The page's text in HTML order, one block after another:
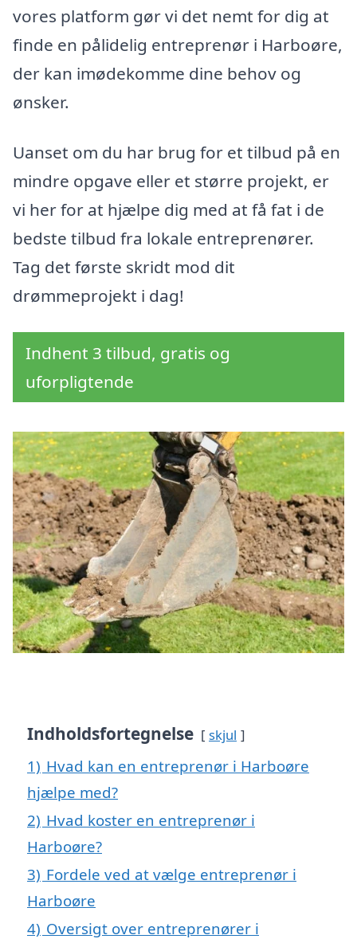
vores platform gør vi det nemt for dig at
finde en pålidelig entreprenør i Harboøre,
der kan imødekomme dine behov og
ønsker.
Uanset om du har brug for et tilbud på en
mindre opgave eller et større projekt, er
vi her for at hjælpe dig med at få fat i de
bedste tilbud fra lokale entreprenører.
Tag det første skridt mod dit
drømmeprojekt i dag!
Indhent 3 tilbud, gratis og
uforpligtende
Indholdsfortegnelse skjul
1) Hvad kan en entreprenør i Harboøre
hjælpe med?
2) Hvad koster en entreprenør i
Harboøre?
3) Fordele ved at vælge entreprenør i
Harboøre
4) Oversigt over entreprenører i